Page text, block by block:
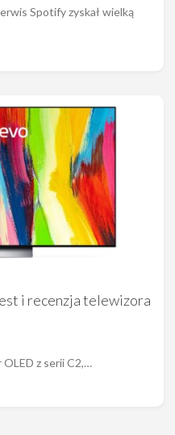
Spotify zyskał wielką
i recenzja telewizora
z serii C2,…